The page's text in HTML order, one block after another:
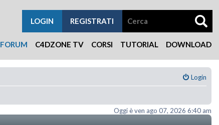
FORUM C4DZONE TV CORSI TUTORIAL DOWNLOAD
REGISTRATI
LOGIN
Login
Oggi è ven ago 07, 2026 6:40 am